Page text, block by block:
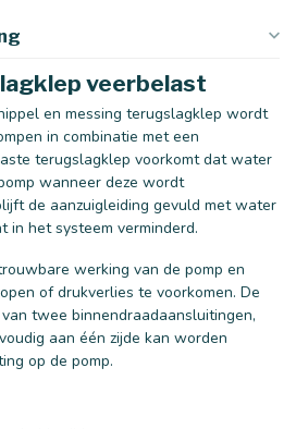
veerbelast
en messing terugslagklep wordt
in combinatie met een
terugslagklep voorkomt dat water
wanneer deze wordt
de aanzuigleiding gevuld met water
in het systeem verminderd.
werking van de pomp en
of drukverlies te voorkomen. De
twee binnendraadaansluitingen,
aan één zijde kan worden
op de pomp.